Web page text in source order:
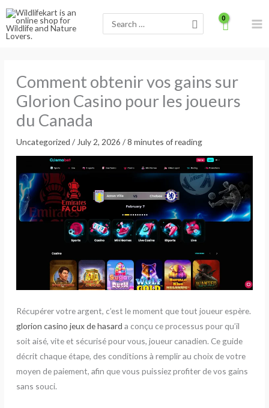
Skip
content
for:
Comment obtenir vos gains sur
Glorion Casino pour les joueurs
du Canada
Uncategorized / July 2, 2026/8 minutes of reading
Récupérer votre argent, c’est le moment que tout joueur espère.
glorion casino jeux de hasard a conçu ce processus pour qu’il
soit aisé, vite et sécurisé pour vous, joueur canadien. Ce guide
décrit chaque étape, des conditions à remplir au choix de votre
moyen de paiement, afin que vous puissiez profiter de vos gains
sans souci.